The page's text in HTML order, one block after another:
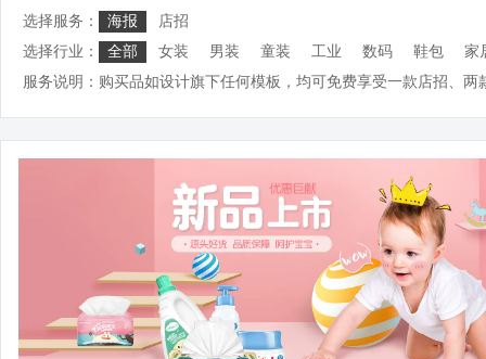
选择服务： 海报
店招
选择行业：
全部 女装 男装 童装 工业 数码 鞋包
家
服务说明： 购买品如设计旗下任何模板，均可免费享受一款店招、